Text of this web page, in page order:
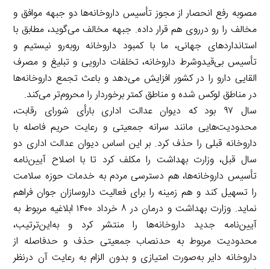
مصوبه رفع انحصار از مجوز تأسیس داروخانه‌ها دو جبهه موافق و
مخالف را رو درروی هم قرار داده. جبهه مخالف می‌گوید، مطابق با
استانداردهای جهانی، ما با کمبود داروخانه روبه‌رو نیستیم و
تأسیس بی‌قیدوشرط داروخانه، تخلفات دارویی و تبلیغ و مصرف
القایی دارو را در کشور افزایش می‌دهد و باعث تجمع داروخانه‌ها
در مناطق لوکس شده و مناطق کمتر برخوردار را محروم‌تر می‌کند.
سال ۹۷ بود که دیوان عدالت اداری بارأی شورای رقابت،
محدودیت‌هایی مانند سرانه جمعیتی و رعایت حریم فاصله با
داروخانه قبلی را حذف کرد. بر این اساس دیوان عدالت اداری دو
سال قبل، وزارت بهداشت را مکلف کرد تا با اصلاح آیین‌نامه
تأسیس داروخانه‌ها، هم دسترسی مردم به خدمات حوزه سلامت
را تسهیل کند و هم زمینه را برای فعالیت داروسازان جوان فراهم
نماید. وزارت بهداشت و درمان در ۸ خرداد ۱۴۰۰ ابلاغیه مربوط به
آیین‌نامه جدید داروخانه‌ها را منتشر کرد و به‌این‌ترتیب،
محدودیت مربوط به حدنصاب جمعیتی حذف و حدفاصله از
داروخانه دایر به‌صورت امتیازی و بدون الزام به رعایت آن درنظر